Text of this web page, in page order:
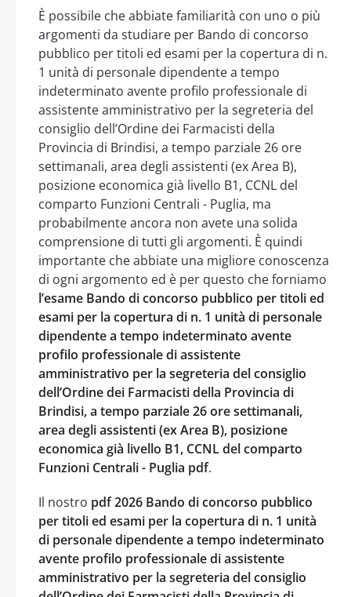
È possibile che abbiate familiarità con uno o più
argomenti da studiare per Bando di concorso
pubblico per titoli ed esami per la copertura di n.
1 unità di personale dipendente a tempo
indeterminato avente profilo professionale di
assistente amministrativo per la segreteria del
consiglio dell’Ordine dei Farmacisti della
Provincia di Brindisi, a tempo parziale 26 ore
settimanali, area degli assistenti (ex Area B),
posizione economica già livello B1, CCNL del
comparto Funzioni Centrali - Puglia, ma
probabilmente ancora non avete una solida
comprensione di tutti gli argomenti. È quindi
importante che abbiate una migliore conoscenza
di ogni argomento ed è per questo che forniamo
l’esame Bando di concorso pubblico per titoli ed
esami per la copertura di n. 1 unità di personale
dipendente a tempo indeterminato avente
profilo professionale di assistente
amministrativo per la segreteria del consiglio
dell’Ordine dei Farmacisti della Provincia di
Brindisi, a tempo parziale 26 ore settimanali,
area degli assistenti (ex Area B), posizione
economica già livello B1, CCNL del comparto
Funzioni Centrali - Puglia pdf.
Il nostro pdf 2026 Bando di concorso pubblico
per titoli ed esami per la copertura di n. 1 unità
di personale dipendente a tempo indeterminato
avente profilo professionale di assistente
amministrativo per la segreteria del consiglio